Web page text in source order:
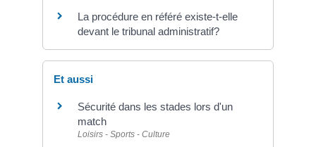
La procédure en référé existe-t-elle
devant le tribunal administratif?
Et aussi
Sécurité dans les stades lors d'un
match
Loisirs - Sports - Culture